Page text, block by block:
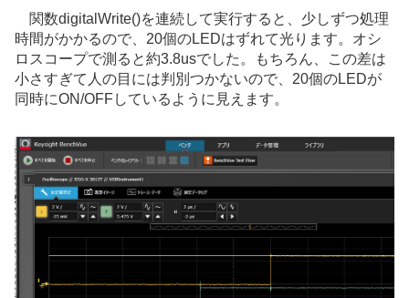
関数digitalWrite()を連続して実行すると、少しずつ処理
時間がかかるので、20個のLEDはずれて光ります。オシ
ロスコープで測ると約3.8usでした。もちろん、この差は
小さすぎて人の目には判別つかないので、20個のLEDが
同時にON/OFFしているように見えます。